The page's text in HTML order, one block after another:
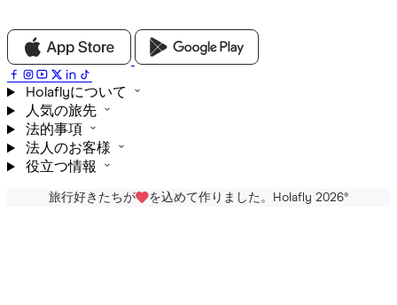
Holaflyについて
人気の旅先
法的事項
法人のお客様
役立つ情報
旅行好きたちが を込めて作りました。Holafly 2026®